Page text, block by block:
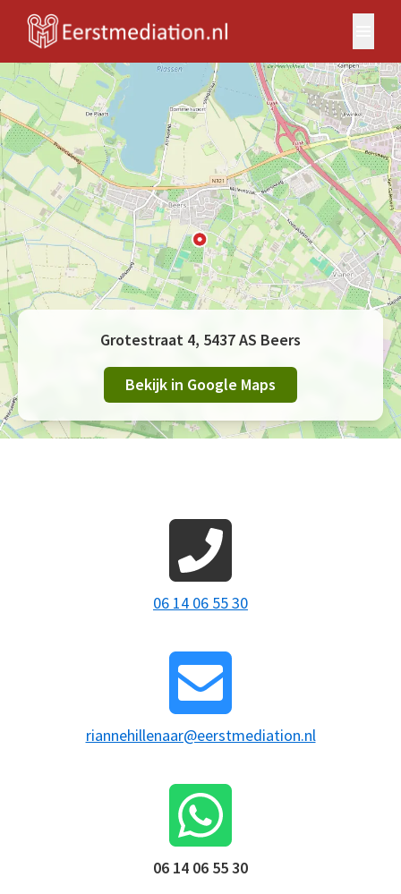
Grotestraat 4, 5437 AS Beers
Bekijk in Google Maps
06 14 06 55 30
riannehillenaar@eerstmediation.nl
06 14 06 55 30